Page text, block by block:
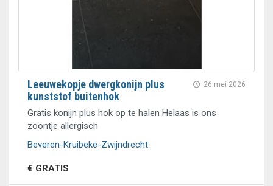
26 mei 2026
Leeuwekopje dwergkonijn plus
kunststof buitenhok
Gratis konijn plus hok op te halen Helaas is ons
zoontje allergisch
Beveren-Kruibeke-Zwijndrecht
€ GRATIS